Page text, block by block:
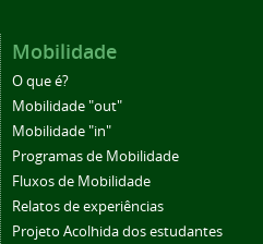
Mobilidade
O que é?
Mobilidade "out"
Mobilidade "in"
Programas de Mobilidade
Fluxos de Mobilidade
Relatos de experiências
Projeto Acolhida dos estudantes